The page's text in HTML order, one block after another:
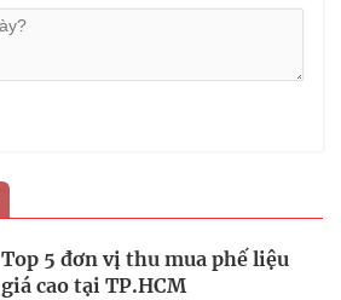
Top 5 đơn vị thu mua phế liệu
giá cao tại TP.HCM